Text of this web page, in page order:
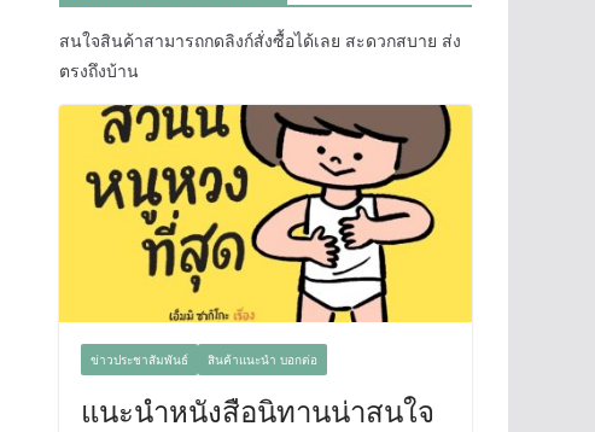
สนใจสินค้าสามารถกดลิงก์สั่งซื้อได้เลย สะดวกสบาย ส่ง
ตรงถึงบ้าน
ข่าวประชาสัมพันธ์ สินค้าแนะนำ บอกต่อ
แนะนำหนังสือนิทานน่าสนใจ